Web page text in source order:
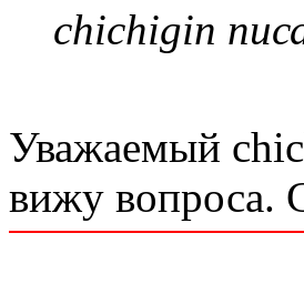
chichigin
Уважаемый
вижу вопроса.